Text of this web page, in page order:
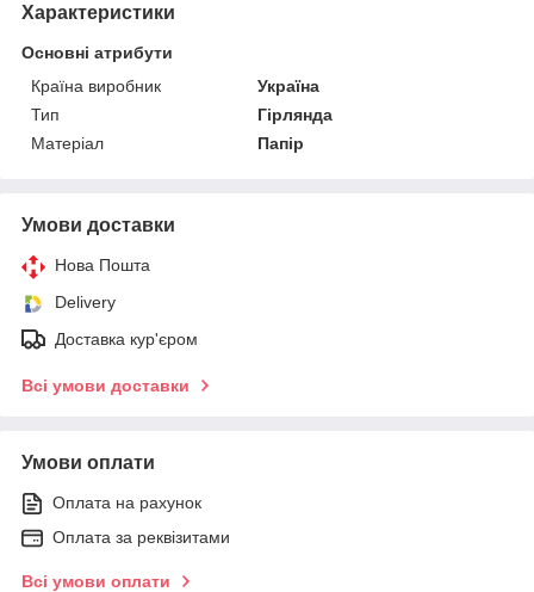
Характеристики
Основні атрибути
Країна виробник
Україна
Тип
Гірлянда
Матеріал
Папір
Умови доставки
Нова Пошта
Delivery
Доставка кур'єром
Всі умови доставки
Умови оплати
Оплата на рахунок
Оплата за реквізитами
Всі умови оплати